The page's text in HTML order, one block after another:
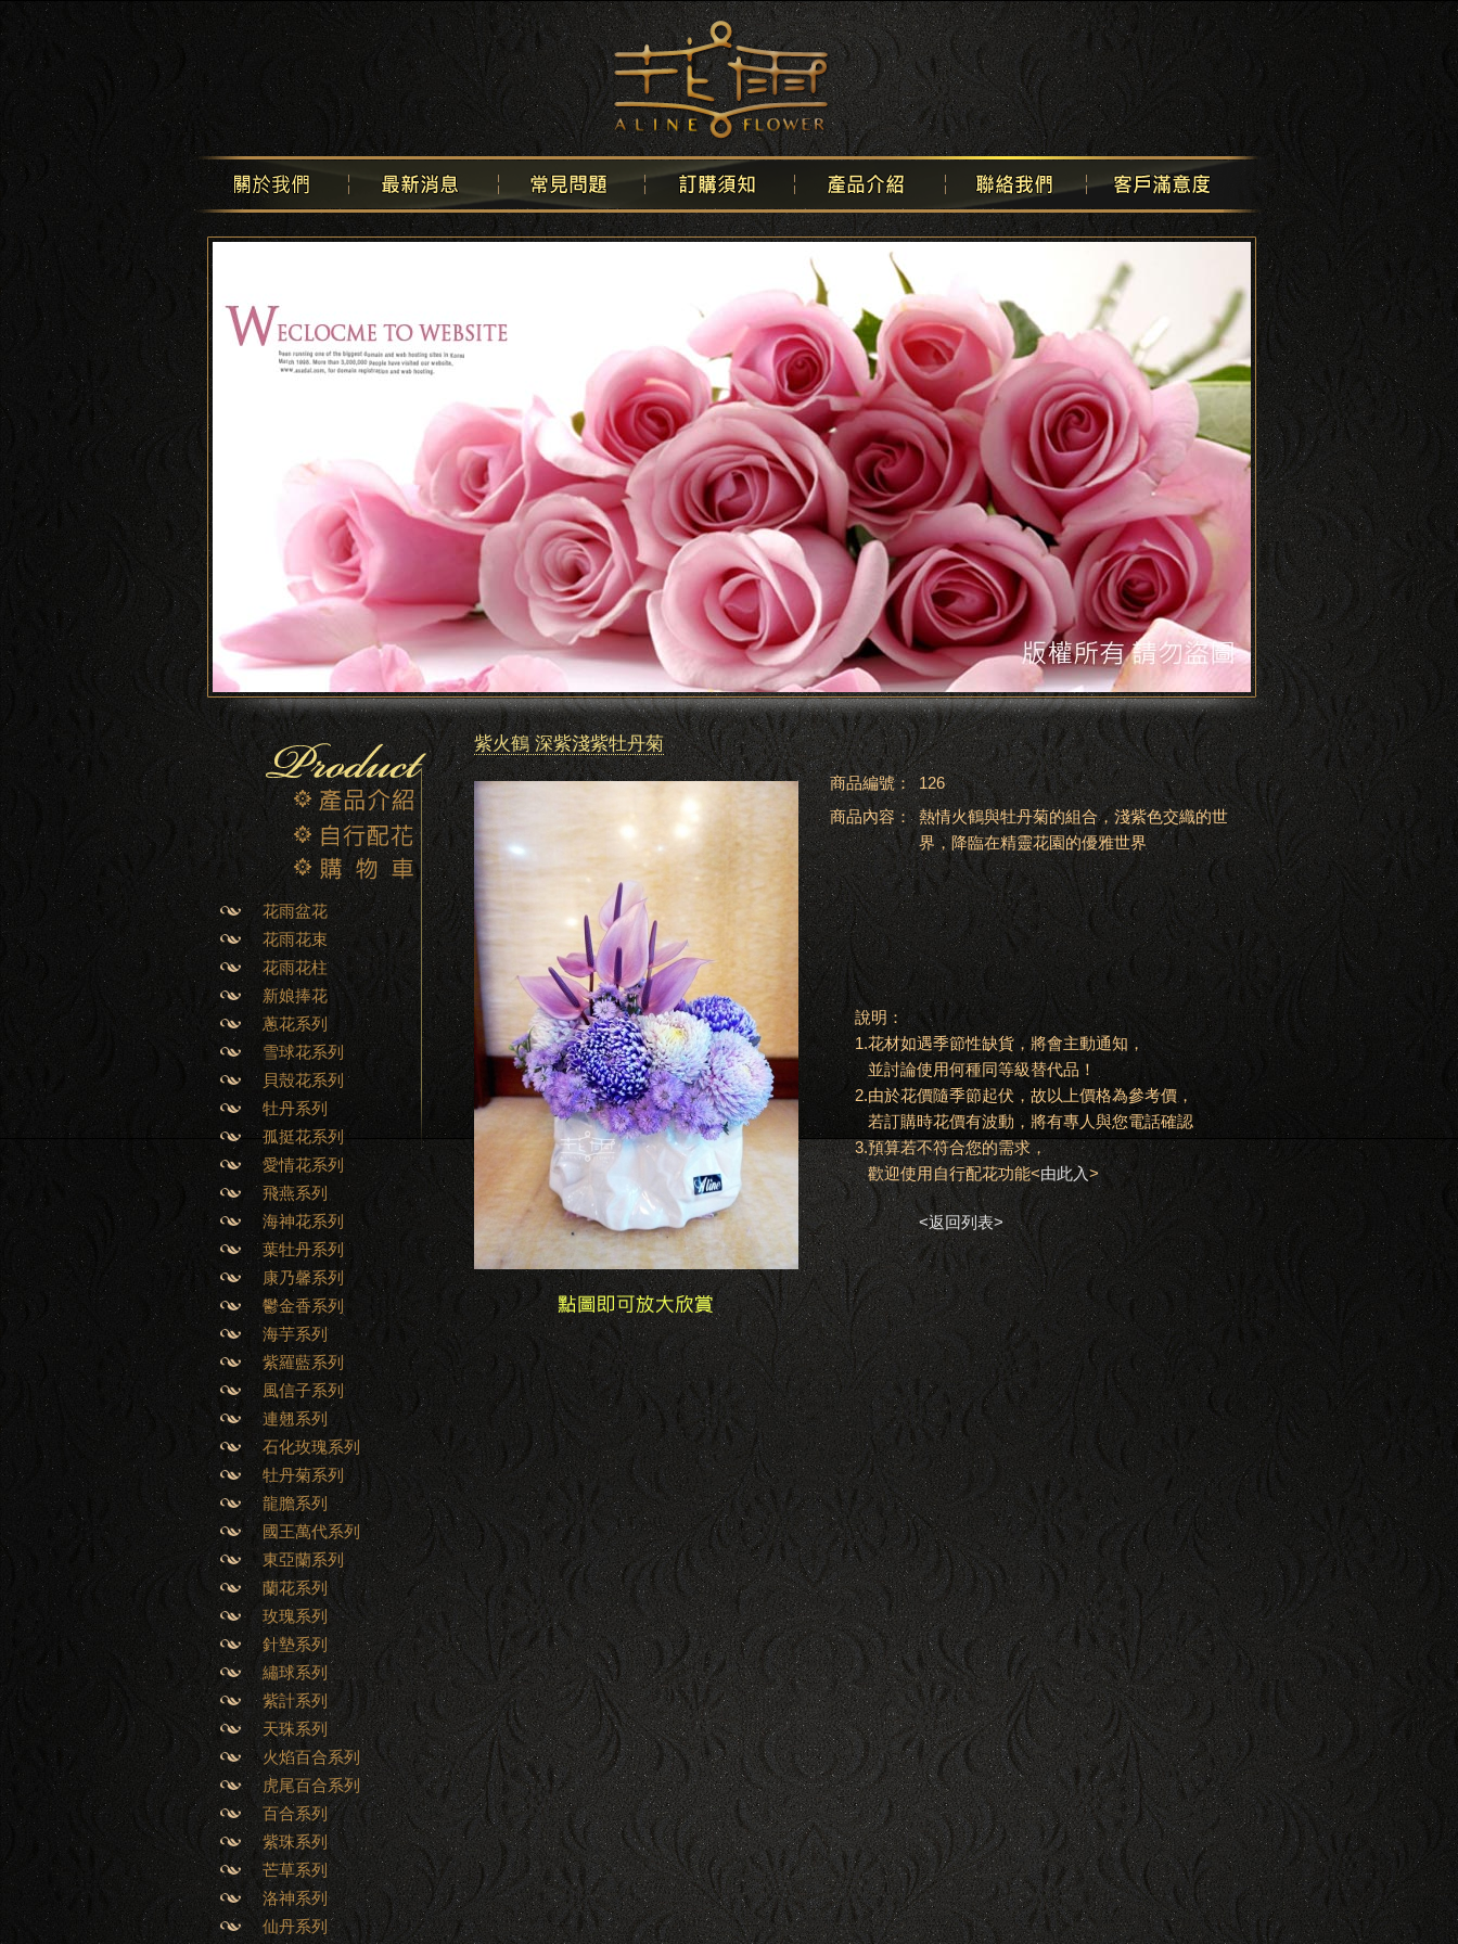
花雨盆花
花雨花束
花雨花柱
新娘捧花
蔥花系列
雪球花系列
貝殼花系列
牡丹系列
孤挺花系列
愛情花系列
飛燕系列
海神花系列
葉牡丹系列
康乃馨系列
鬱金香系列
海芋系列
紫羅藍系列
風信子系列
連翹系列
石化玫瑰系列
牡丹菊系列
龍膽系列
國王萬代系列
東亞蘭系列
蘭花系列
玫瑰系列
針墊系列
繡球系列
紫計系列
天珠系列
火焰百合系列
虎尾百合系列
百合系列
紫珠系列
芒草系列
洛神系列
仙丹系列
紫火鶴 深紫淺紫牡丹菊
商品編號：
126
商品內容： 熱情火鶴與牡丹菊的組合，淺紫色交織的世
界，降臨在精靈花園的優雅世界
說明：
1.花材如遇季節性缺貨，將會主動通知，
並討論使用何種同等級替代品！
2.由於花價隨季節起伏，故以上價格為參考價，
若訂購時花價有波動，將有專人與您電話確認
3.預算若不符合您的需求，
歡迎使用自行配花功能<由此入>
<返回列表>